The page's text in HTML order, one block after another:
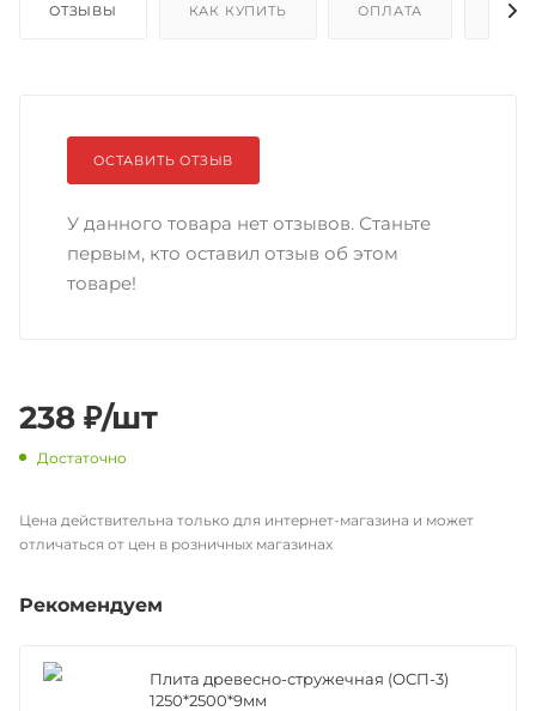
ОТЗЫВЫ КАК КУПИТЬ ОПЛАТА
ОСТАВИТЬ ОТЗЫВ
У данного товара нет отзывов. Станьте
первым, кто оставил отзыв об этом
товаре!
238 ₽/шт
Достаточно
Цена действительна только для интернет-магазина и может
отличаться от цен в розничных магазинах
Рекомендуем
Плита древесно-стружечная (ОСП-3)
1250*2500*9мм